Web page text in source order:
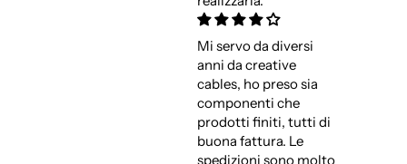
Mi servo da diversi
anni da creative
cables, ho preso sia
componenti che
prodotti finiti, tutti di
buona fattura. Le
spedizioni sono molto